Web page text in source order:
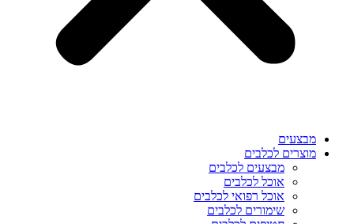
מבצעים
מוצרים לכלבים
מבצעים לכלבים
אוכל לכלבים
אוכל רפואי לכלבים
שימורים לכלבים